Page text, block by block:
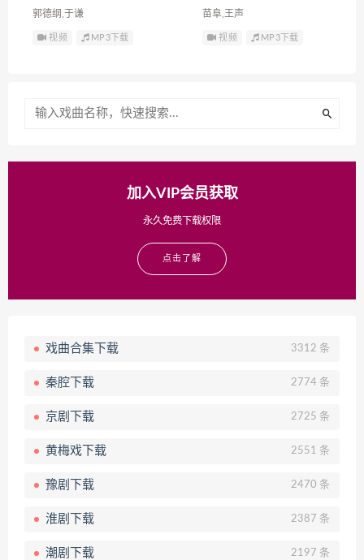
郭德纲,于谦
视频 MP3下载
苗阜,王声
视频 MP3下载
加入VIP会员获取
永久免费下载权限
点击了解
戏曲合集下载 3312 条
秦腔下载 2774 条
京剧下载 2725 条
黄梅戏下载 2551 条
豫剧下载 2470 条
淮剧下载 2387 条
潮剧下载 2197 条